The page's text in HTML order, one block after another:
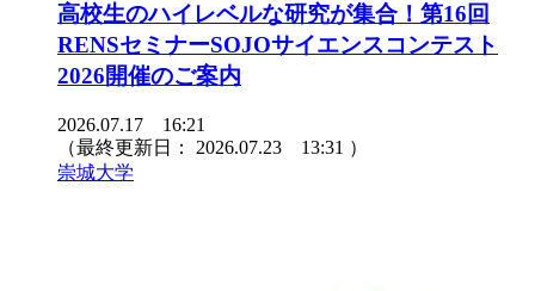
高校生のハイレベルな研究が集合！第16回
RENSセミナーSOJOサイエンスコンテスト
2026開催のご案内
2026.07.17 16:21
（最終更新日： 2026.07.23 13:31 ）
崇城大学